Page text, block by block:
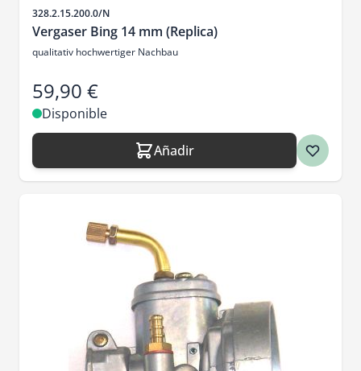
SKU
328.2.15.200.0/N
Vergaser Bing 14 mm (Replica)
qualitativ hochwertiger Nachbau
59,90 €
Disponible
Añadir